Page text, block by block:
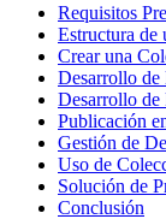
Requisitos
Estructura de
Crear una
Desarrollo de
Desarrollo de
Publicación
Gestión de
Uso de
Solución de
Conclusión